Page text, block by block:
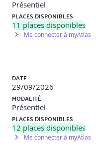
commerciale
Jeux de rôles et
Suivi et pilotage de la
Présentiel
PLACES DISPONIBLES
11 places disponibles
Me connecter à myAtlas
DATE
29/09/2026
MODALITÉ
Présentiel
PLACES DISPONIBLES
12 places disponibles
Me connecter à myAtlas